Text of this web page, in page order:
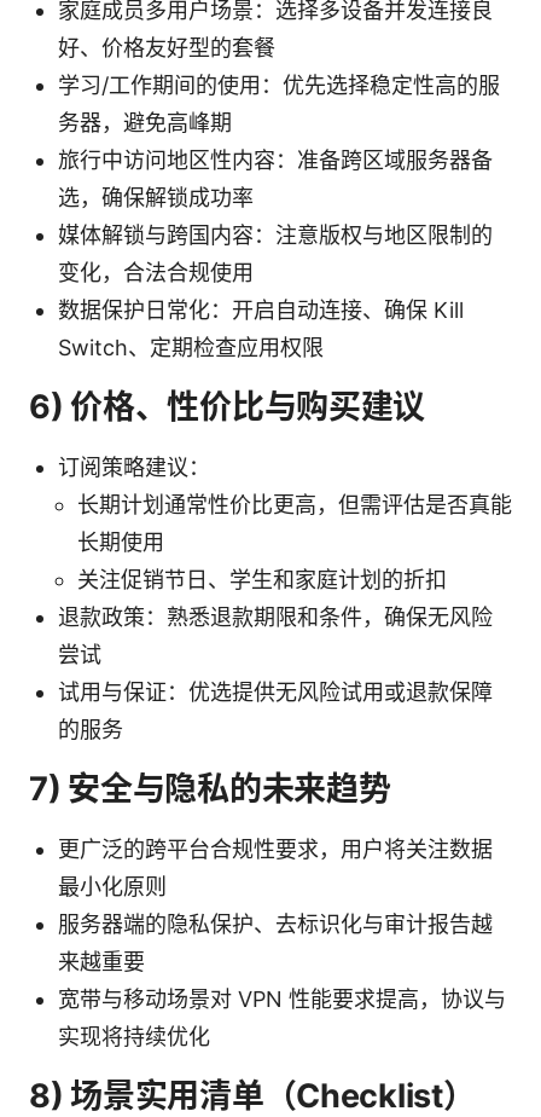
家庭成员多用户场景：选择多设备并发连接良
好、价格友好型的套餐
学习/工作期间的使用：优先选择稳定性高的服
务器，避免高峰期
旅行中访问地区性内容：准备跨区域服务器备
选，确保解锁成功率
媒体解锁与跨国内容：注意版权与地区限制的
变化，合法合规使用
数据保护日常化：开启自动连接、确保 Kill
Switch、定期检查应用权限
6) 价格、性价比与购买建议
订阅策略建议：
长期计划通常性价比更高，但需评估是否真能
长期使用
关注促销节日、学生和家庭计划的折扣
退款政策：熟悉退款期限和条件，确保无风险
尝试
试用与保证：优选提供无风险试用或退款保障
的服务
7) 安全与隐私的未来趋势
更广泛的跨平台合规性要求，用户将关注数据
最小化原则
服务器端的隐私保护、去标识化与审计报告越
来越重要
宽带与移动场景对 VPN 性能要求提高，协议与
实现将持续优化
8) 场景实用清单（Checklist）